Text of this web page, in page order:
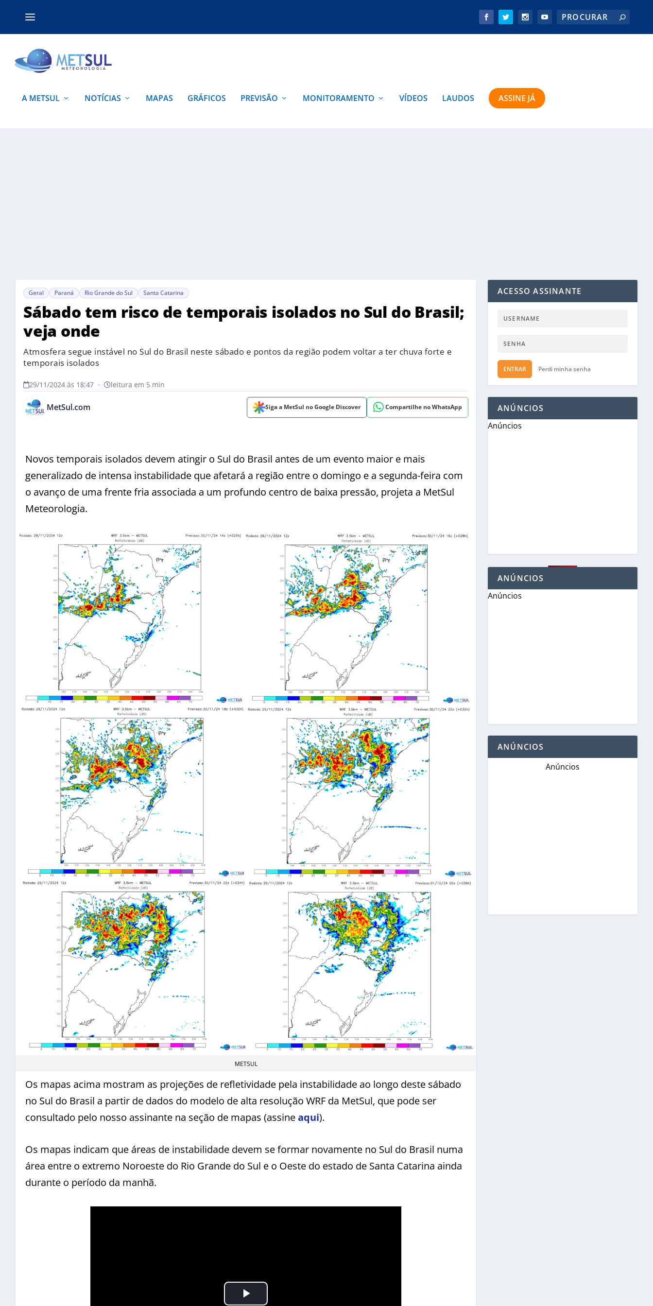
A METSUL NOTÍCIAS MAPAS GRÁFICOS PREVISÃO MONITORAMENTO VÍDEOS LAUDOS ASSINE JÁ
Geral Paraná Rio Grande do Sul Santa Catarina
Sábado tem risco de temporais isolados no Sul do Brasil;
veja onde
Atmosfera segue instável no Sul do Brasil neste sábado e pontos da região podem voltar a ter chuva forte e
temporais isolados
29/11/2024 às 18:47 • leitura em 5 min
MetSul.com Siga a MetSul no Google Discover Compartilhe no WhatsApp
Novos temporais isolados devem atingir o Sul do Brasil antes de um evento maior e mais
generalizado de intensa instabilidade que afetará a região entre o domingo e a segunda-feira com
o avanço de uma frente fria associada a um profundo centro de baixa pressão, projeta a MetSul
Meteorologia.
METSUL
Os mapas acima mostram as projeções de refletividade pela instabilidade ao longo deste sábado
no Sul do Brasil a partir de dados do modelo de alta resolução WRF da MetSul, que pode ser
consultado pelo nosso assinante na seção de mapas (assineaqui).
Os mapas indicam que áreas de instabilidade devem se formar novamente no Sul do Brasil numa
área entre o extremo Noroeste do Rio Grande do Sul e o Oeste do estado de Santa Catarina ainda
durante o período da manhã.
ACESSO ASSINANTE
ENTRAR Perdi minha senha
ANÚNCIOS
Anúncios
ANÚNCIOS
Anúncios
ANÚNCIOS
Anúncios